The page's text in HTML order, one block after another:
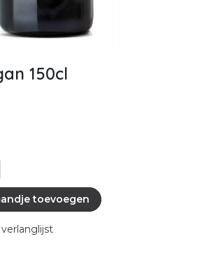
150cl
toevoegen